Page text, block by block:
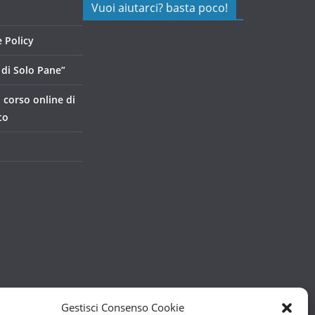
Gestisci Consenso Cookie
Policy
Solo Pane”
corso online di
Vuoi aiutarci? basta poco!